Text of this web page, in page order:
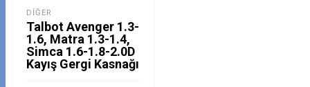
DIĞER
Talbot Avenger 1.3-
1.6, Matra 1.3-1.4,
Simca 1.6-1.8-2.0D
Kayış Gergi Kasnağı